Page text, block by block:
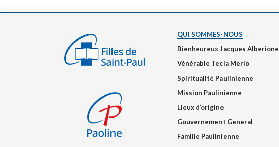
QUI SOMMES-NOUS
Bienheureux Jacques Alberione
Vénérable Tecla Merlo
Spiritualité Paulinienne
Mission Paulinienne
Lieux d’origine
Gouvernement General
Famille Paulinienne